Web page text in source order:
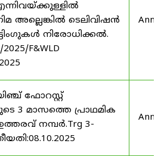
അല്ലെങ്കിൽ ടെലിവിഷൻ
നിരോധിക്കൽ.
2025/F&WLD
ഫോറസ്റ്റ്
3 മാസത്തെ പ്രാഥമിക
നമ്പർ.Trg 3-